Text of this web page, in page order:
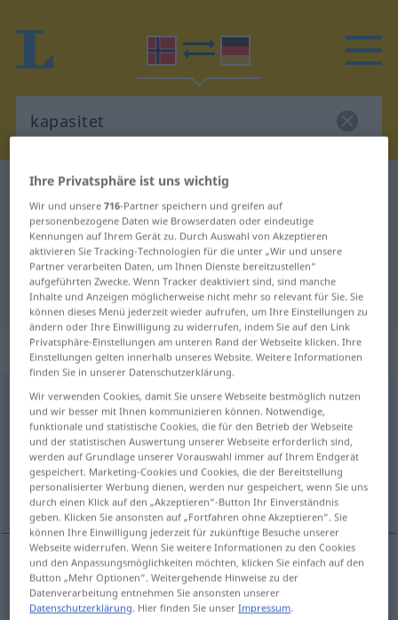
Norwegisch-Deutsch Wörterbuch
Norwegisch-Deutsch Übersetzung
für "kapasitet"
"kapasitet" Deutsch Übersetzung
„kapasitet“: Maskulinum
kapasitetm
Übersicht aller Übersetzungen
(Für mehr Details die Übersetzung anklicken/antippen)
Kapazität
Kapazitätf kapasitet
Ihre Privatsphäre ist uns wichtig
Wir und unsere716-Partner speichern und greifen auf
personenbezogene Daten wie Browserdaten oder eindeutige
Kennungen auf Ihrem Gerät zu. Durch Auswahl von Akzeptieren
aktivieren Sie Tracking-Technologien für die unter „Wir und unsere
Partner verarbeiten Daten, um Ihnen Dienste bereitzustellen“
aufgeführten Zwecke. Wenn Tracker deaktiviert sind, sind manche
Inhalte und Anzeigen möglicherweise nicht mehr so relevant für Sie. Sie
können dieses Menü jederzeit wieder aufrufen, um Ihre Einstellungen zu
ändern oder Ihre Einwilligung zu widerrufen, indem Sie auf den Link
Privatsphäre-Einstellungen am unteren Rand der Webseite klicken. Ihre
Einstellungen gelten innerhalb unseres Website. Weitere Informationen
finden Sie in unserer Datenschutzerklärung.
Wir verwenden Cookies, damit Sie unsere Webseite bestmöglich nutzen
und wir besser mit Ihnen kommunizieren können. Notwendige,
funktionale und statistische Cookies, die für den Betrieb der Webseite
und der statistischen Auswertung unserer Webseite erforderlich sind,
werden auf Grundlage unserer Vorauswahl immer auf Ihrem Endgerät
gespeichert. Marketing-Cookies und Cookies, die der Bereitstellung
personalisierter Werbung dienen, werden nur gespeichert, wenn Sie uns
durch einen Klick auf den „Akzeptieren“-Button Ihr Einverständnis
geben. Klicken Sie ansonsten auf „Fortfahren ohne Akzeptieren“. Sie
können Ihre Einwilligung jederzeit für zukünftige Besuche unserer
Webseite widerrufen. Wenn Sie weitere Informationen zu den Cookies
und den Anpassungsmöglichkeiten möchten, klicken Sie einfach auf den
Button „Mehr Optionen“. Weitergehende Hinweise zu der
Datenverarbeitung entnehmen Sie ansonsten unserer
Datenschutzerklärung. Hier finden Sie unserImpressum.